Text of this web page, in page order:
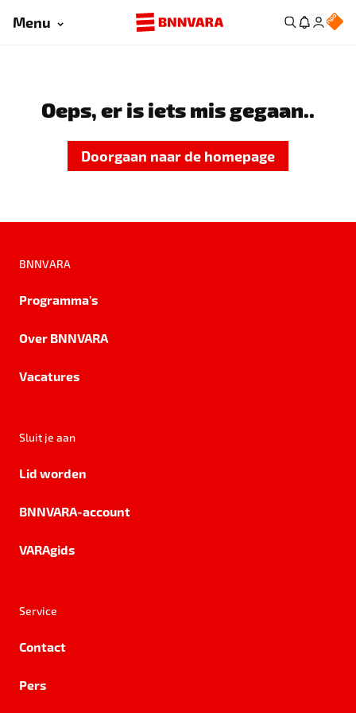
Menu
Oeps, er is iets mis gegaan..
Doorgaan naar de homepage
BNNVARA
Programma's
Over BNNVARA
Vacatures
Sluit je aan
Lid worden
BNNVARA-account
VARAgids
Service
Contact
Pers